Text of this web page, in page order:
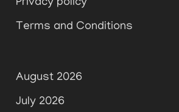
Privacy policy
Terms and Conditions
August 2026
July 2026